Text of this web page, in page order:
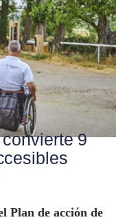
9
Plan de acción de